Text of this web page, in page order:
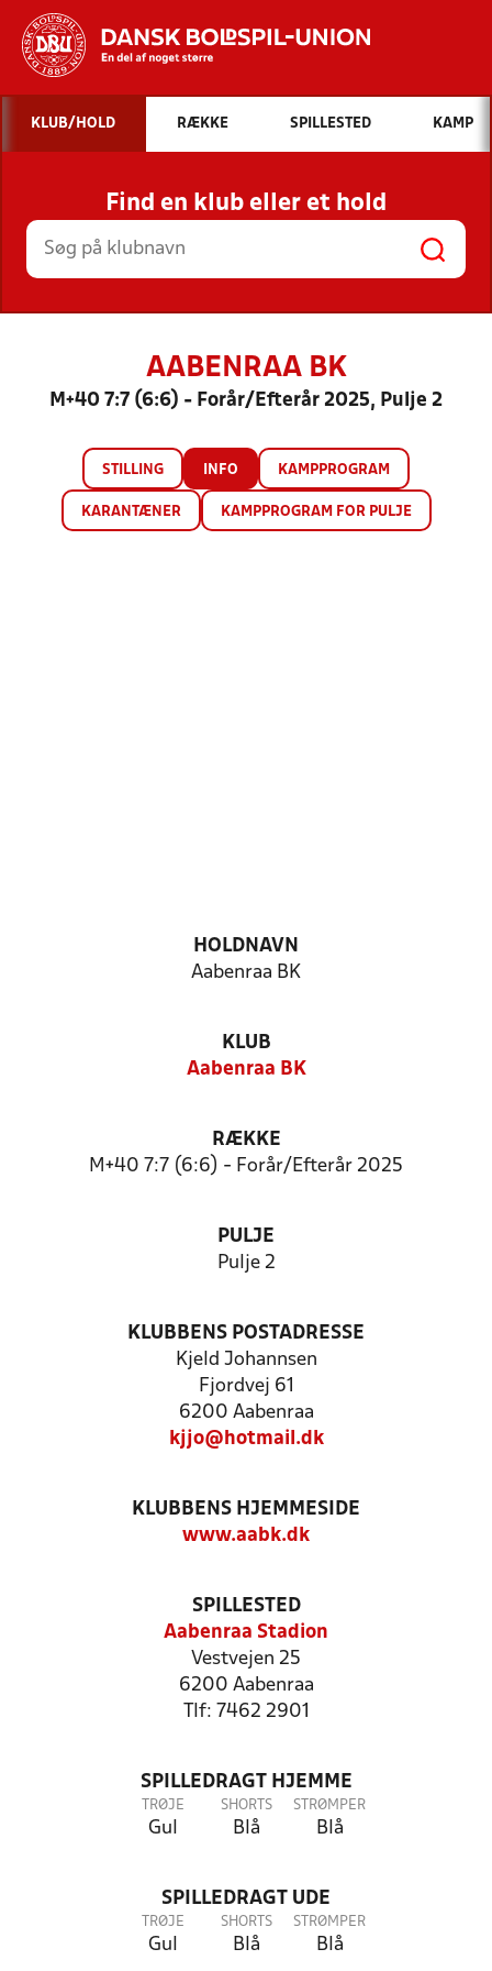
Hvad vil du søge efter?
INDHOLD OG NYHEDER
STILLINGER, RESULTATER, KLUBBER OG
HOLD
KLUB/HOLD RÆKKE SPILLESTED KAMP
Find en klub eller et hold
AABENRAA BK
M+40 7:7 (6:6) - Forår/Efterår 2025, Pulje 2
STILLING INFO KAMPPROGRAM
KARANTÆNER KAMPPROGRAM FOR PULJE
HOLDNAVN
Aabenraa BK
KLUB
Aabenraa BK
RÆKKE
M+40 7:7 (6:6) - Forår/Efterår 2025
PULJE
Pulje 2
KLUBBENS POSTADRESSE
Kjeld Johannsen
Fjordvej 61
6200 Aabenraa
kjjo@hotmail.dk
KLUBBENS HJEMMESIDE
www.aabk.dk
SPILLESTED
Aabenraa Stadion
Vestvejen 25
6200 Aabenraa
Tlf: 7462 2901
SPILLEDRAGT HJEMME
TRØJE
Gul
SHORTS
Blå
STRØMPER
Blå
SPILLEDRAGT UDE
TRØJE
Gul
SHORTS
Blå
STRØMPER
Blå